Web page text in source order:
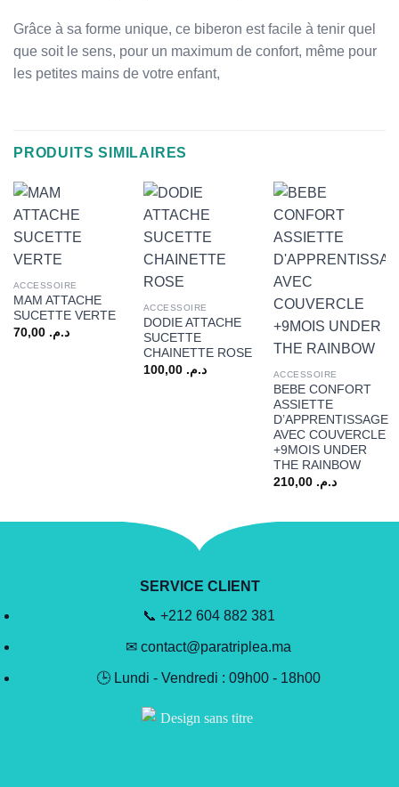
Grâce à sa forme unique, ce biberon est facile à tenir quel
que soit le sens, pour un maximum de confort, même pour
les petites mains de votre enfant,
PRODUITS SIMILAIRES
ACCESSOIRE
MAM ATTACHE
SUCETTE VERTE
د.م. 70,00
ACCESSOIRE
DODIE ATTACHE
SUCETTE
CHAINETTE ROSE
د.م. 100,00 ACCESSOIRE
BEBE CONFORT
ASSIETTE
D’APPRENTISSAGE
AVEC COUVERCLE
+9MOIS UNDER
THE RAINBOW
د.م. 210,00
SERVICE CLIENT
📞 +212 604 882 381
✉ contact@paratriplea.ma
🕒 Lundi - Vendredi : 09h00 - 18h00